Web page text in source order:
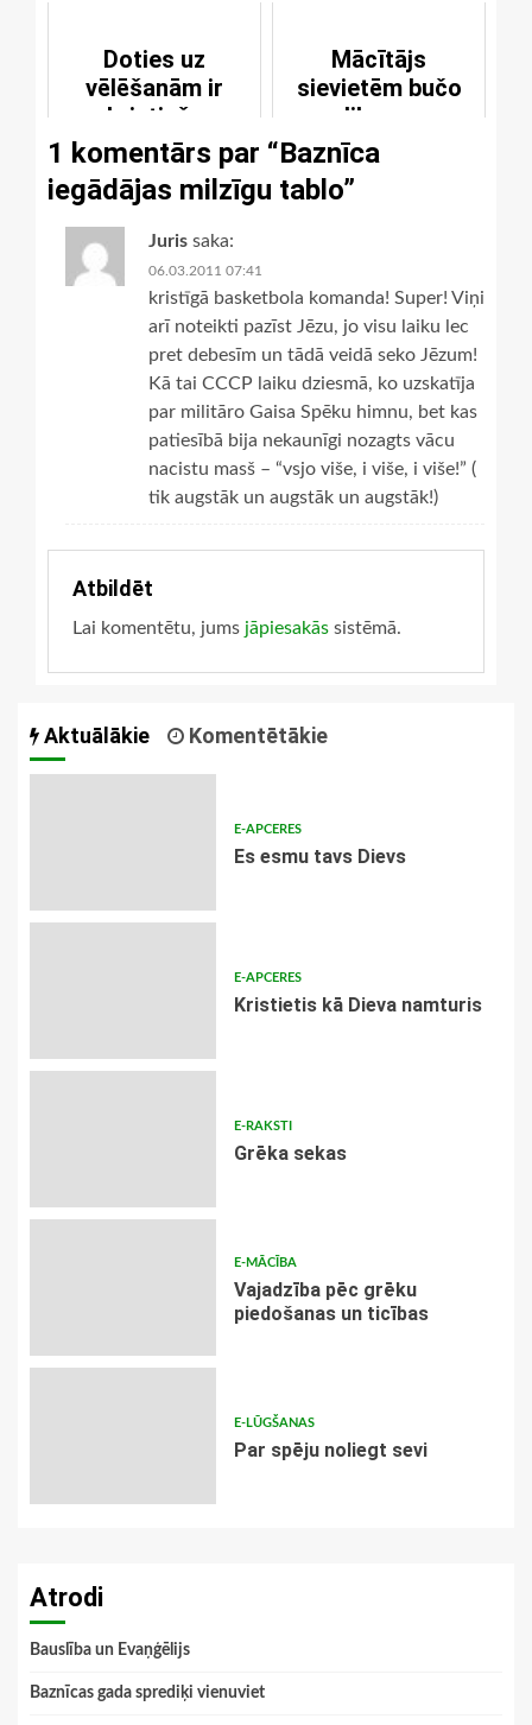
Doties uz
vēlēšanām ir
kristieša
pienākums
Mācītājs
sievietēm bučo
dibenus
1 komentārs par “Baznīca
iegādājas milzīgu tablo”
Juris saka:
06.03.2011 07:41
kristīgā basketbola komanda! Super! Viņi
arī noteikti pazīst Jēzu, jo visu laiku lec
pret debesīm un tādā veidā seko Jēzum!
Kā tai CCCP laiku dziesmā, ko uzskatīja
par militāro Gaisa Spēku himnu, bet kas
patiesībā bija nekaunīgi nozagts vācu
nacistu masš – “vsjo više, i više, i više!” (
tik augstāk un augstāk un augstāk!)
Atbildēt
Lai komentētu, jums jāpiesakās sistēmā.
Aktuālākie Komentētākie
E-APCERES
Es esmu tavs Dievs
E-APCERES
Kristietis kā Dieva namturis
E-RAKSTI
Grēka sekas
E-MĀCĪBA
Vajadzība pēc grēku
piedošanas un ticības
E-LŪGŠANAS
Par spēju noliegt sevi
Atrodi
Bauslība un Evaņģēlijs
Baznīcas gada sprediķi vienuviet